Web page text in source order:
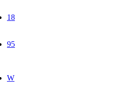
18
95
W